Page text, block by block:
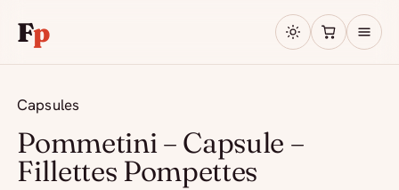
Fp
Capsules
Pommetini – Capsule –
Fillettes Pompettes